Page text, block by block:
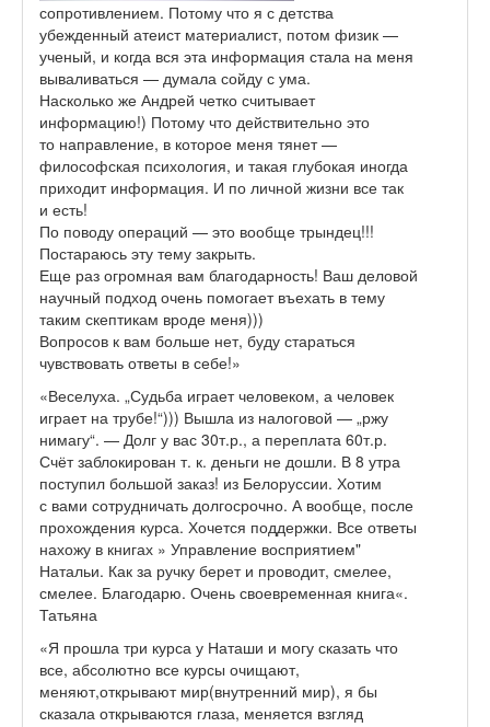
сопротивлением. Потому что я с детства
убежденный атеист материалист, потом физик —
ученый, и когда вся эта информация стала на меня
вываливаться — думала сойду с ума.
Насколько же Андрей четко считывает
информацию!) Потому что действительно это
то направление, в которое меня тянет —
философская психология, и такая глубокая иногда
приходит информация. И по личной жизни все так
и есть!
По поводу операций — это вообще трындец!!!
Постараюсь эту тему закрыть.
Еще раз огромная вам благодарность! Ваш деловой
научный подход очень помогает въехать в тему
таким скептикам вроде меня)))
Вопросов к вам больше нет, буду стараться
чувствовать ответы в себе!»
«Веселуха. „Судьба играет человеком, а человек
играет на трубе!“))) Вышла из налоговой — „ржу
нимагу“. — Долг у вас 30т.р., а переплата 60т.р.
Счёт заблокирован т. к. деньги не дошли. В 8 утра
поступил большой заказ! из Белоруссии. Хотим
с вами сотрудничать долгосрочно. А вообще, после
прохождения курса. Хочется поддержки. Все ответы
нахожу в книгах » Управление восприятием"
Натальи. Как за ручку берет и проводит, смелее,
смелее. Благодарю. Очень своевременная книга«.
Татьяна
«Я прошла три курса у Наташи и могу сказать что
все, абсолютно все курсы очищают,
меняют,открывают мир(внутренний мир), я бы
сказала открываются глаза, меняется взгляд